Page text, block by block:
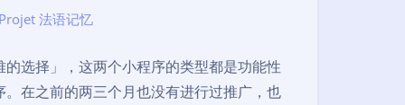
法语记忆
选择」，这两个小程序的类型都是功能性
在之前的两三个月也没有进行过推广，也